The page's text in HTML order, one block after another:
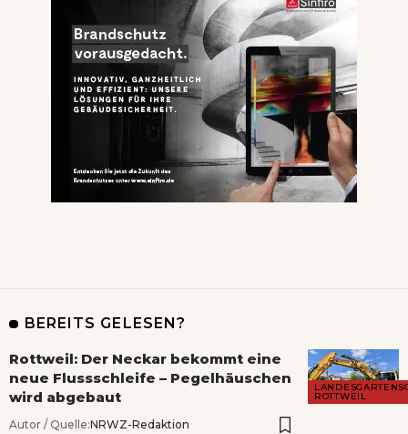
BEREITS GELESEN?
ROTTWEIL
Rottweil: Der Neckar bekommt eine
neue Flussschleife – Pegelhäuschen
wird abgebaut
Autor / Quelle:NRWZ-Redaktion